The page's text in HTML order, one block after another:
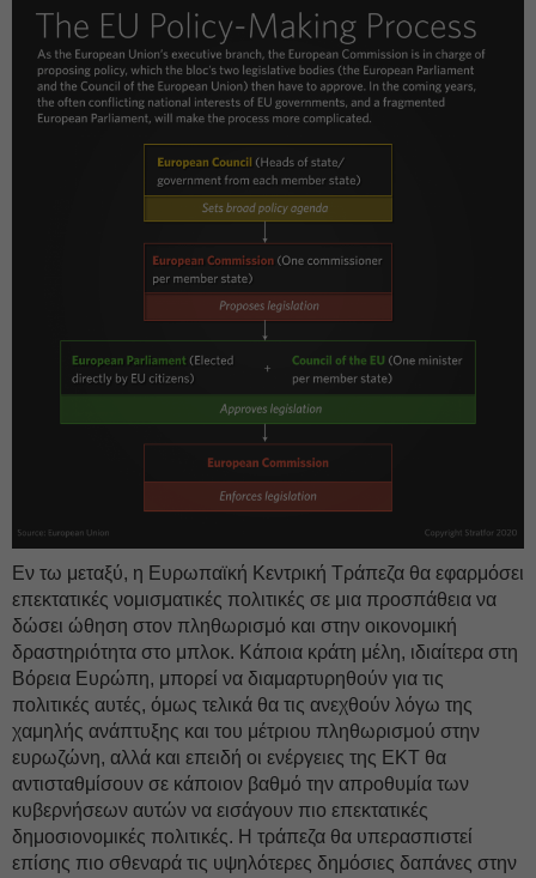
Εν τω μεταξύ, η Ευρωπαϊκή Κεντρική Τράπεζα θα εφαρμόσει
επεκτατικές νομισματικές πολιτικές σε μια προσπάθεια να
δώσει ώθηση στον πληθωρισμό και στην οικονομική
δραστηριότητα στο μπλοκ. Κάποια κράτη μέλη, ιδιαίτερα στη
Βόρεια Ευρώπη, μπορεί να διαμαρτυρηθούν για τις
πολιτικές αυτές, όμως τελικά θα τις ανεχθούν λόγω της
χαμηλής ανάπτυξης και του μέτριου πληθωρισμού στην
ευρωζώνη, αλλά και επειδή οι ενέργειες της ΕΚΤ θα
αντισταθμίσουν σε κάποιον βαθμό την απροθυμία των
κυβερνήσεων αυτών να εισάγουν πιο επεκτατικές
δημοσιονομικές πολιτικές. Η τράπεζα θα υπερασπιστεί
επίσης πιο σθεναρά τις υψηλότερες δημόσιες δαπάνες στην